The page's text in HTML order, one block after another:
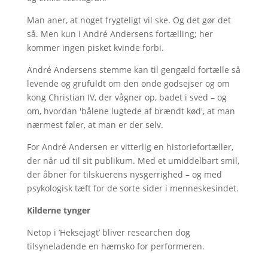
Man aner, at noget frygteligt vil ske. Og det gør det
så. Men kun i André Andersens fortælling; her
kommer ingen pisket kvinde forbi.
André Andersens stemme kan til gengæld fortælle så
levende og grufuldt om den onde godsejser og om
kong Christian IV, der vågner op, badet i sved – og
om, hvordan 'bålene lugtede af brændt kød', at man
nærmest føler, at man er der selv.
For André Andersen er vitterlig en historiefortæller,
der når ud til sit publikum. Med et umiddelbart smil,
der åbner for tilskuerens nysgerrighed – og med
psykologisk tæft for de sorte sider i menneskesindet.
Kilderne tynger
Netop i ’Heksejagt’ bliver researchen dog
tilsyneladende en hæmsko for performeren.